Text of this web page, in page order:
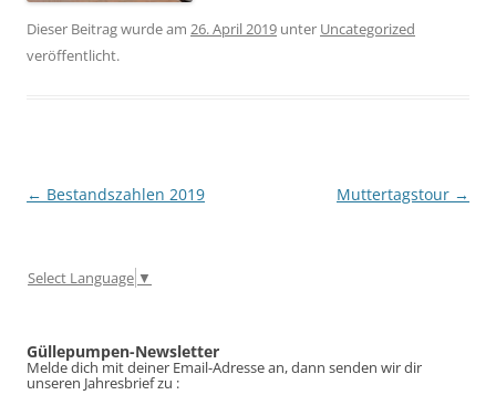
Dieser Beitrag wurde am 26. April 2019 unter Uncategorized
veröffentlicht.
Beitragsnavigation
← Bestandszahlen 2019 Muttertagstour →
Select Language ▼
Güllepumpen-Newsletter
Melde dich mit deiner Email-Adresse an, dann senden wir dir
unseren Jahresbrief zu :